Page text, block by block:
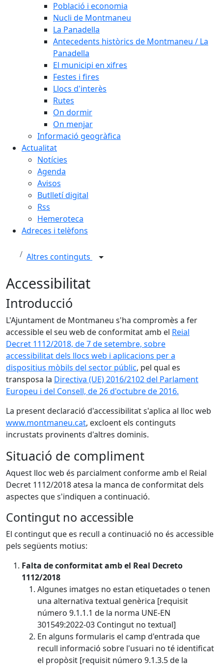
Població i economia
Nucli de Montmaneu
La Panadella
Antecedents històrics de Montmaneu / La
Panadella
El municipi en xifres
Festes i fires
Llocs d'interès
Rutes
On dormir
On menjar
Informació geogràfica
Actualitat
Notícies
Agenda
Avisos
Butlletí digital
Rss
Hemeroteca
Adreces i telèfons
Altres continguts
Accessibilitat
Introducció
L'Ajuntament de Montmaneu s'ha compromès a fer
accessible el seu web de conformitat amb el Reial
Decret 1112/2018, de 7 de setembre, sobre
accessibilitat dels llocs web i aplicacions per a
dispositius mòbils del sector públic, pel qual es
transposa la Directiva (UE) 2016/2102 del Parlament
Europeu i del Consell, de 26 d'octubre de 2016.
La present declaració d'accessibilitat s'aplica al lloc web
www.montmaneu.cat, excloent els continguts
incrustats provinents d'altres dominis.
Situació de compliment
Aquest lloc web és parcialment conforme amb el Reial
Decret 1112/2018 atesa la manca de conformitat dels
aspectes que s'indiquen a continuació.
Contingut no accessible
El contingut que es recull a continuació no és accessible
pels següents motius:
Falta de conformitat amb el Real Decreto
1112/2018
Algunes imatges no estan etiquetades o tenen
una alternativa textual genèrica [requisit
número 9.1.1.1 de la norma UNE-EN
301549:2022-03 Contingut no textual]
En alguns formularis el camp d'entrada que
recull informació sobre l'usuari no té identificat
el propòsit [requisit número 9.1.3.5 de la